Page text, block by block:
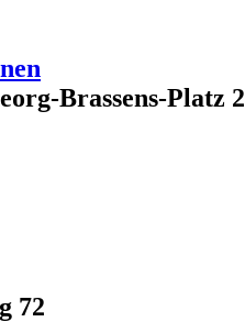
Brassens-Platz 2
72